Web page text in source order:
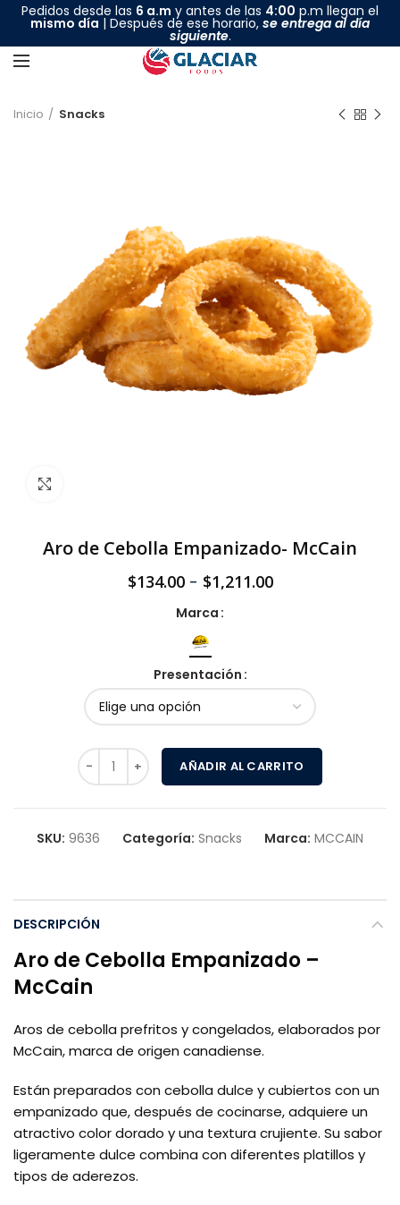
Pedidos desde las 6 a.m y antes de las 4:00 p.m llegan el
mismo día | Después de ese horario, se entrega al día
siguiente.
Inicio Snacks
Aro de Cebolla Empanizado- McCain
$134.00 - $1,211.00
Marca
Presentación
AÑADIR AL CARRITO
SKU: 9636 Categoría: Snacks Marca: MCCAIN
DESCRIPCIÓN
Aro de Cebolla Empanizado –
McCain
Aros de cebolla prefritos y congelados, elaborados por
McCain, marca de origen canadiense.
Están preparados con cebolla dulce y cubiertos con un
empanizado que, después de cocinarse, adquiere un
atractivo color dorado y una textura crujiente. Su sabor
ligeramente dulce combina con diferentes platillos y
tipos de aderezos.